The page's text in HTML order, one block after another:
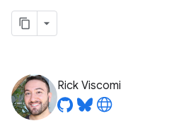
Rick Viscomi